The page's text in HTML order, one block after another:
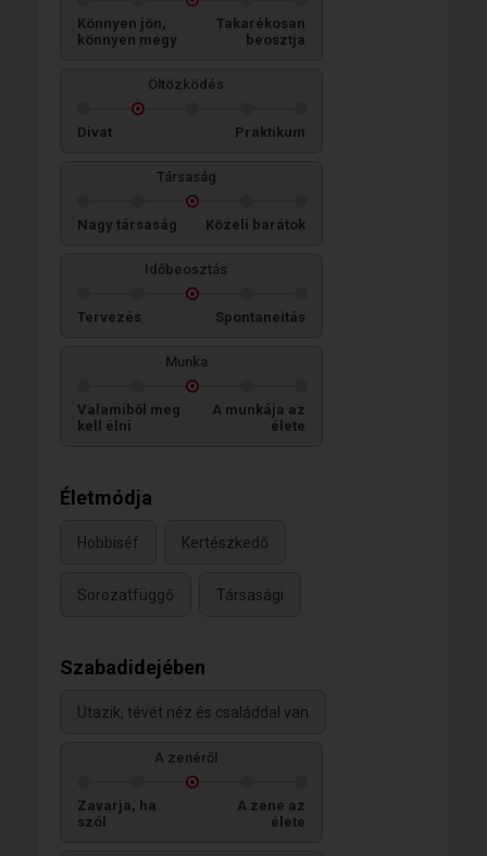
Könnyen jön,
könnyen megy
Takarékosan
beosztja
Öltözködés
Divat Praktikum
Társaság
Nagy társaság Közeli barátok
Időbeosztás
Tervezés Spontaneitás
Munka
Valamiből meg
kell élni
A munkája az
élete
Életmódja
Hobbiséf Kertészkedő
Sorozatfüggő Társasági
Szabadidejében
Utazik, tévét néz és családdal van
A zenéről
Zavarja, ha
szól
A zene az
élete